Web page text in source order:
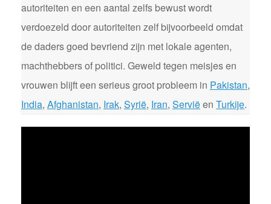
autoriteiten en een aantal zelfs bewust wordt
verdoezeld door autoriteiten zelf bijvoorbeeld omdat
de daders goed bevriend zijn met lokale agenten,
machthebbers of politici. Geweld tegen meisjes en
vrouwen blijft een serieus groot probleem in Pakistan,
India, Afghanistan, Irak, Syrië, Iran, Serviëen Turkije.